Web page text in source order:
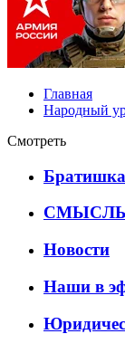
Главная
Народный
Смотреть
Братишка
Новости
Наши в